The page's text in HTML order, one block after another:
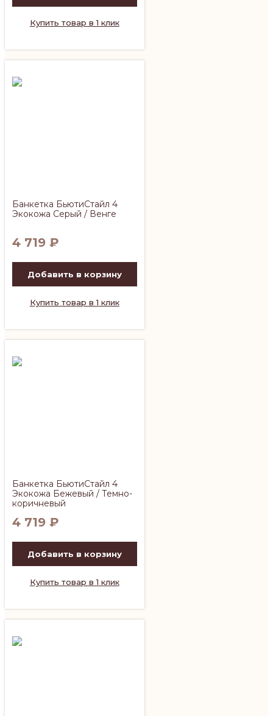
Купить товар в 1 клик
Банкетка БьютиСтайл 4
Экокожа Серый / Венге
4 719 ₽
Добавить в корзину
Купить товар в 1 клик
Банкетка БьютиСтайл 4
Экокожа Бежевый / Темно-
коричневый
4 719 ₽
Добавить в корзину
Купить товар в 1 клик